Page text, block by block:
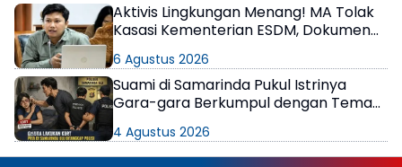
Aktivis Lingkungan Menang! MA Tolak
Kasasi Kementerian ESDM, Dokumen
Publik
6 Agustus 2026
Suami di Samarinda Pukul Istrinya
Gara-gara Berkumpul dengan Teman
4 Agustus 2026